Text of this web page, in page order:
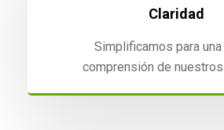
Claridad
Simplificamos para
comprensión de